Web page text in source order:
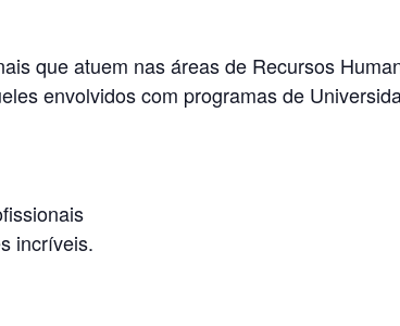
que atuem nas áreas de Recursos
envolvidos com programas de
incríveis.